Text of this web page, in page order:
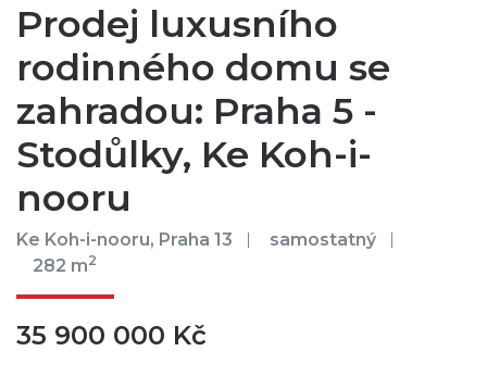
Prodej luxusního
rodinného domu se
zahradou: Praha 5 -
Stodůlky, Ke Koh-i-
nooru
Ke Koh-i-nooru, Praha 13
samostatný
282 m2
35 900 000 Kč